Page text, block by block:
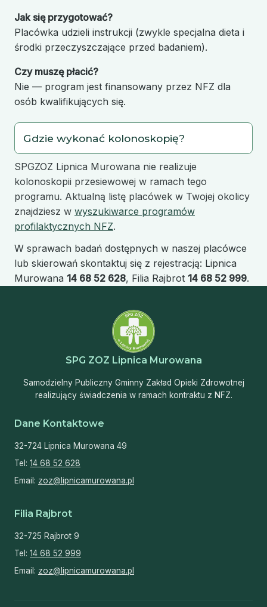
Jak się przygotować?
Placówka udzieli instrukcji (zwykle specjalna dieta i
środki przeczyszczające przed badaniem).
Czy muszę płacić?
Nie — program jest finansowany przez NFZ dla
osób kwalifikujących się.
Gdzie wykonać kolonoskopię?
SPGZOZ Lipnica Murowana nie realizuje
kolonoskopii przesiewowej w ramach tego
programu. Aktualną listę placówek w Twojej okolicy
znajdziesz w wyszukiwarce programów
profilaktycznych NFZ.
W sprawach badań dostępnych w naszej placówce
lub skierowań skontaktuj się z rejestracją: Lipnica
Murowana 14 68 52 628, Filia Rajbrot 14 68 52 999.
SPG ZOZ Lipnica Murowana
Samodzielny Publiczny Gminny Zakład Opieki Zdrowotnej
realizujący świadczenia w ramach kontraktu z NFZ.
Dane Kontaktowe
32-724 Lipnica Murowana 49
Tel: 14 68 52 628
Email: zoz@lipnicamurowana.pl
Filia Rajbrot
32-725 Rajbrot 9
Tel: 14 68 52 999
Email: zoz@lipnicamurowana.pl